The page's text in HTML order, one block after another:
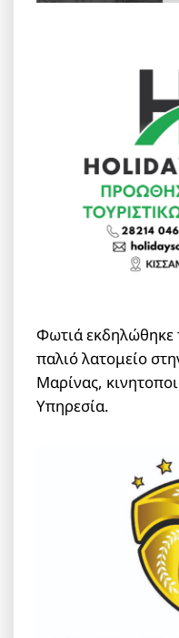
Φωτιά εκδηλώθηκε
παλιό λατομείο
Μαρίνας,
Υπηρεσία.